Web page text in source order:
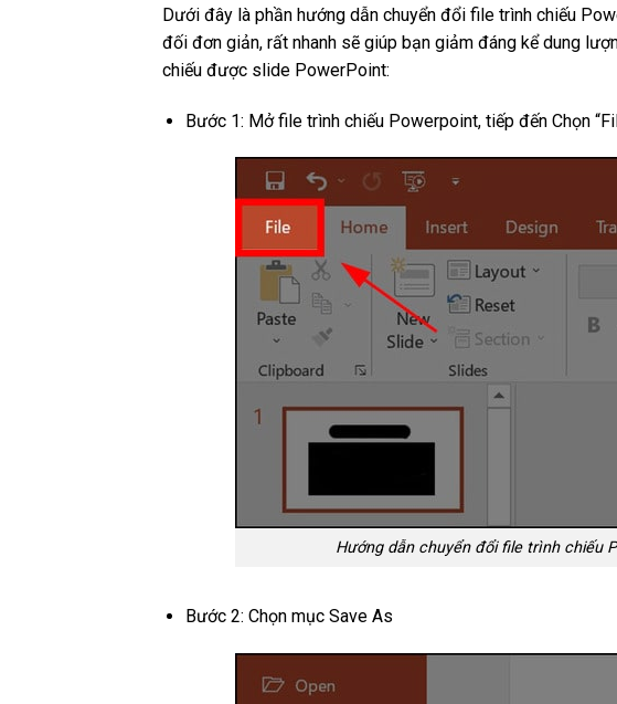
Dưới đây là phần hướng dẫn chuyển đổi file trình chiếu
đối đơn giản, rất nhanh sẽ giúp bạn giảm đáng kể dung
chiếu được slide PowerPoint:
Bước 1: Mở file trình chiếu Powerpoint, tiếp đến Chọn
Hướng dẫn chuyển đổi file trình chiếu
Bước 2: Chọn mục Save As